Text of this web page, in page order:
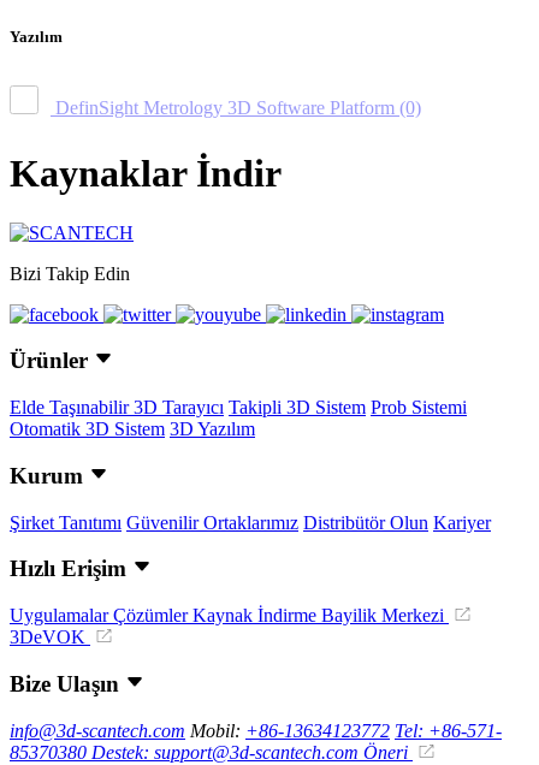
Yazılım
DefinSight Metrology 3D Software Platform (0)
Kaynaklar İndir
Bizi Takip Edin
Ürünler
Elde Taşınabilir 3D Tarayıcı Takipli 3D Sistem Prob Sistemi
Otomatik 3D Sistem 3D Yazılım
Kurum
Şirket Tanıtımı Güvenilir Ortaklarımız Distribütör Olun Kariyer
Hızlı Erişim
UygulamalarÇözümlerKaynak İndirme Bayilik Merkezi
3DeVOK
Bize Ulaşın
info@3d-scantech.com Mobil: +86-13634123772 Tel: +86-571-
85370380 Destek: support@3d-scantech.com Öneri